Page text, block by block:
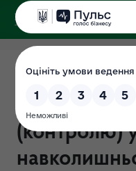
Результати
державного
(контролю)